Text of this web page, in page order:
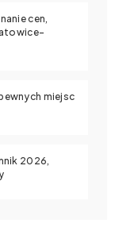
cen,
miejsc
2026,